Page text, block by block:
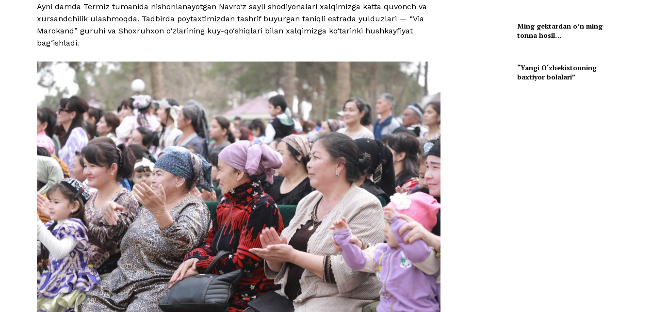
Ayni damda Termiz tumanida nishonlanayotgan Navro‘z sayli shodiyonalari xalqimizga katta quvonch va
xursandchilik ulashmoqda. Tadbirda poytaxtimizdan tashrif buyurgan taniqli estrada yulduzlari — “Via
Marokand” guruhi va Shoxruhxon o‘zlarining kuy-qo‘shiqlari bilan xalqimizga ko‘tarinki hushkayfiyat
bag‘ishladi.
Ming gektardan oʻn ming
tonna hosil…
“Yangi O‘zbekistonning
baxtiyor bolalari”